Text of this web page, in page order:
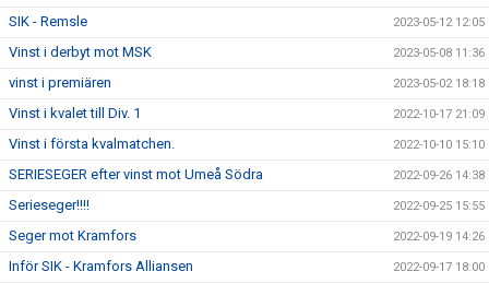
SIK - Remsle 2023-05-12 12:05
Vinst i derbyt mot MSK 2023-05-08 11:36
vinst i premiären 2023-05-02 18:18
Vinst i kvalet till Div. 1 2022-10-17 21:09
Vinst i första kvalmatchen. 2022-10-10 15:10
SERIESEGER efter vinst mot Umeå Södra 2022-09-26 14:38
Serieseger!!!! 2022-09-25 15:55
Seger mot Kramfors 2022-09-19 14:26
Inför SIK - Kramfors Alliansen 2022-09-17 18:00